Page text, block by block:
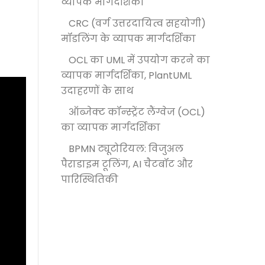
CRC (वर्ग उत्तरदायित्व सहयोगी)
मॉडलिंग के व्यापक मार्गदर्शिका
OCL का UML में उपयोग करने का
व्यापक मार्गदर्शिका, PlantUML
उदाहरणों के साथ
ऑब्जेक्ट कॉन्स्ट्रेंट लैंग्वेज (OCL)
का व्यापक मार्गदर्शिका
BPMN ट्यूटोरियल: विजुअल
पैराडाइम टूलिंग, AI चैटबॉट और
पारिस्थितिकी